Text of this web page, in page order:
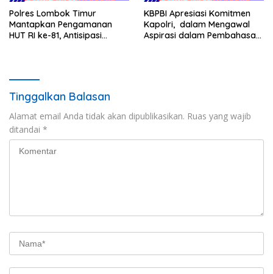
Polres Lombok Timur
Mantapkan Pengamanan
HUT RI ke-81, Antisipasi
KBPBI Apresiasi Komitmen
Kapolri, dalam Mengawal
Aspirasi dalam Pembahasan
Tinggalkan Balasan
Alamat email Anda tidak akan dipublikasikan. Ruas yang wajib
ditandai *